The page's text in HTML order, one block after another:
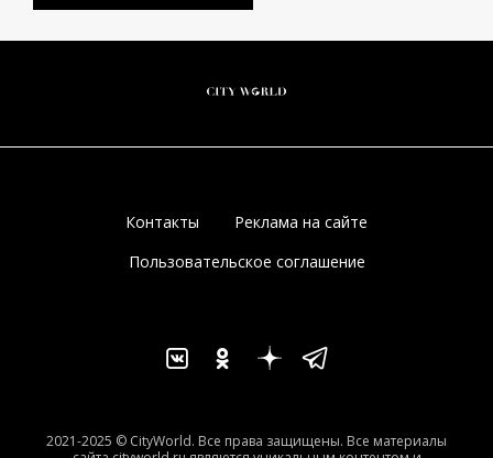
Контакты
Реклама на сайте
Пользовательское соглашение
2021-2025 © CityWorld. Все права защищены. Все материалы